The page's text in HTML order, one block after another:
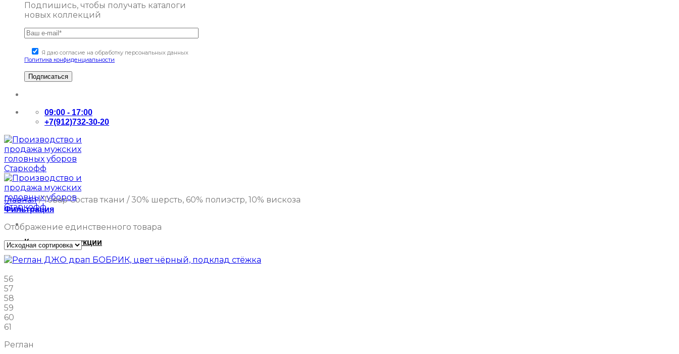
Подпишись, чтобы получать каталоги
новых коллекций
Я даю согласие на обработку персональных данных
Политика конфиденциальности
09:00 - 17:00
+7(912)732-30-20
Каталог продукции
Главная /Товар Состав ткани / 30% шерсть, 60% полиэстр, 10% вискоза
Фильтрация
Отображение единственного товара
56
57
58
59
60
61
Реглан